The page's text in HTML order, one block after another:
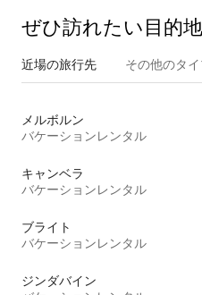
ぜひ訪⁠れ⁠た⁠い目⁠的⁠地
近場の旅行先 その他のタ⁠
メルボルン
バケーションレンタル
キャンベラ
バケーションレンタル
ブライト
バケーションレンタル
ジンダバイン